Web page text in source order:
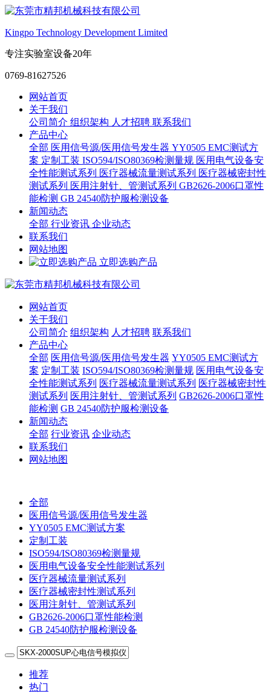
Kingpo Technology Development Limited
专注实验室设备20年
0769-81627526
网站首页
关于我们
公司简介 组织架构 人才招聘 联系我们
产品中心
全部 医用信号源/医用信号发生器 YY0505 EMC测试方
案 定制工装 ISO594/ISO80369检测量规 医用电气设备安
全性能测试系列 医疗器械流量测试系列 医疗器械密封性
测试系列 医用注射针、管测试系列 GB2626-2006口罩性
能检测 GB 24540防护服检测设备
新闻动态
全部 行业资讯 企业动态
联系我们
网站地图
立即选购产品
网站首页
关于我们
公司简介 组织架构 人才招聘 联系我们
产品中心
全部 医用信号源/医用信号发生器 YY0505 EMC测试方
案 定制工装 ISO594/ISO80369检测量规 医用电气设备安
全性能测试系列 医疗器械流量测试系列 医疗器械密封性
测试系列 医用注射针、管测试系列 GB2626-2006口罩性
能检测 GB 24540防护服检测设备
新闻动态
全部 行业资讯 企业动态
联系我们
网站地图
全部
医用信号源/医用信号发生器
YY0505 EMC测试方案
定制工装
ISO594/ISO80369检测量规
医用电气设备安全性能测试系列
医疗器械流量测试系列
医疗器械密封性测试系列
医用注射针、管测试系列
GB2626-2006口罩性能检测
GB 24540防护服检测设备
推荐
热门